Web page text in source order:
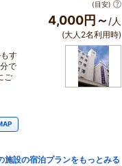
す
で
ご
(目安)
4,000円～ /人
(大人2名利用時)
施設の宿泊プランをもっとみる